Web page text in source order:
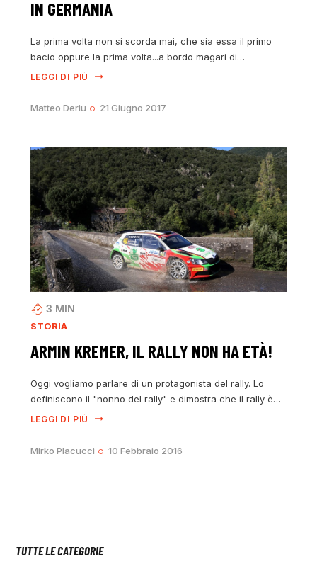
IN GERMANIA
La prima volta non si scorda mai, che sia essa il primo
bacio oppure la prima volta...a bordo magari di…
LEGGI DI PIÙ
Matteo Deriu 21 Giugno 2017
3 MIN
STORIA
ARMIN KREMER, IL RALLY NON HA ETÀ!
Oggi vogliamo parlare di un protagonista del rally. Lo
definiscono il "nonno del rally" e dimostra che il rally è…
LEGGI DI PIÙ
Mirko Placucci 10 Febbraio 2016
TUTTE LE CATEGORIE